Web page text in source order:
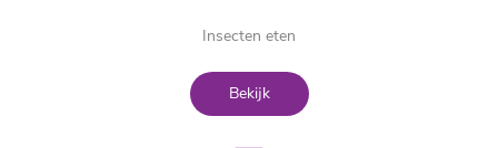
Insecten eten
Bekijk